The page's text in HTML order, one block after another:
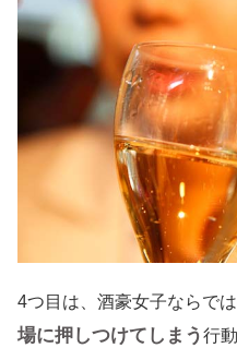
4つ目は、酒豪女子ならでは
場に押しつけてしまう行